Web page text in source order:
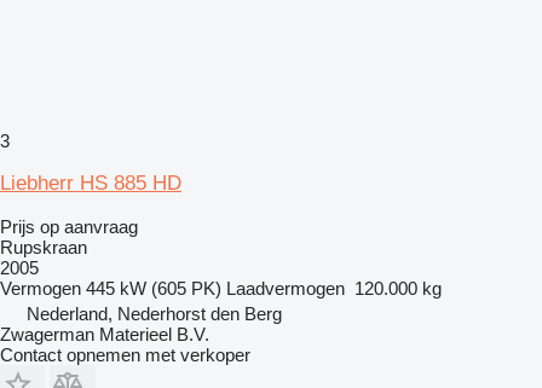
3
Liebherr HS 885 HD
Prijs op aanvraag
Rupskraan
2005
Vermogen 445 kW (605 PK) Laadvermogen 120.000 kg
Nederland, Nederhorst den Berg
Zwagerman Materieel B.V.
Contact opnemen met verkoper